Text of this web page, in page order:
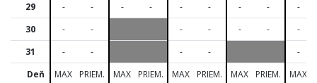
29
- - - - - - - -
-
30
- - - - - -
-
31
- - - -
-
Deň
MAX PRIEM. MAX PRIEM. MAX PRIEM. MAX PRIEM. MAX